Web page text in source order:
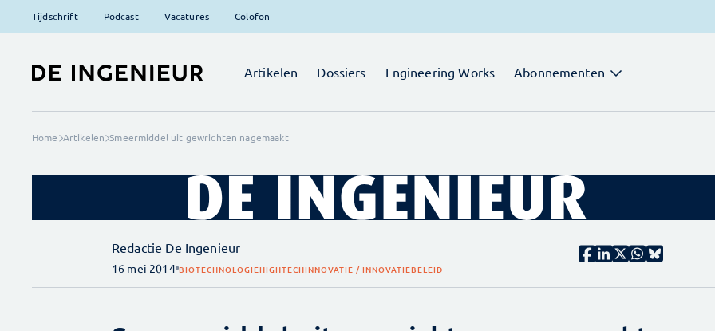
Tijdschrift Podcast Vacatures Colofon
Artikelen Dossiers Engineering Works Abonnementen
Home Artikelen Smeermiddel uit gewrichten nagemaakt
Redactie De Ingenieur
16 mei 2014 BIOTECHNOLOGIEHIGHTECHINNOVATIE / INNOVATIEBELEID